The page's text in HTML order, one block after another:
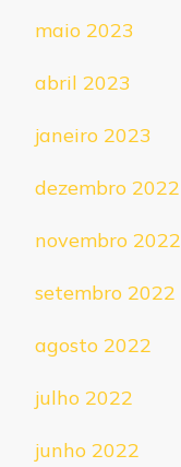
maio 2023
abril 2023
janeiro 2023
dezembro 2022
novembro 2022
setembro 2022
agosto 2022
julho 2022
junho 2022